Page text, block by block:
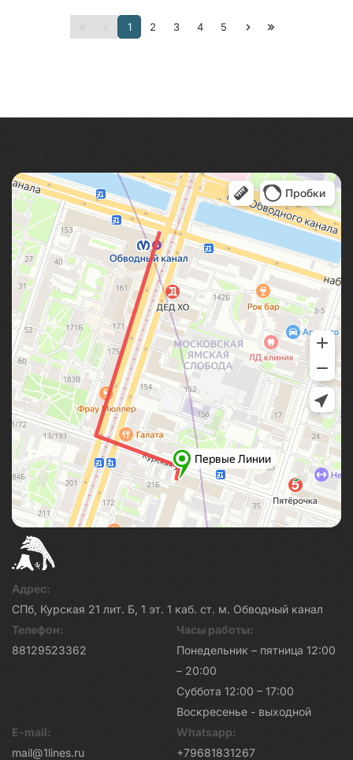
Автобусный тур в горный парк Рускеала из Санкт-
Петербурга, переезд на большом
1 2 3 4 5
Адрес:
СПб, Курская 21 лит. Б, 1 эт. 1 каб. ст. м. Обводный канал
Телефон:
88129523362
Часы работы:
Понедельник – пятница 12:00
– 20:00
Суббота 12:00 – 17:00
Воскресенье - выходной
E-mail:
mail@1lines.ru
Whatsapp:
+79681831267